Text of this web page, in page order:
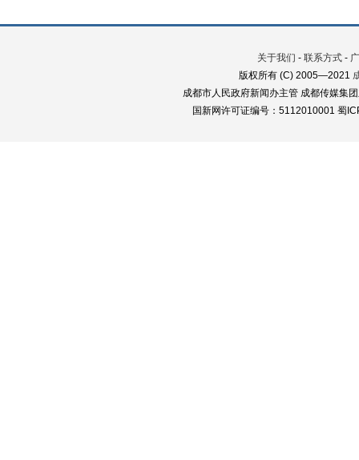
关于我们 - 联系方式 -
版权所有 (C) 2005—2021
成都市人民政府新闻办主管 成都传媒集
国新网许可证编号：5112010001 蜀